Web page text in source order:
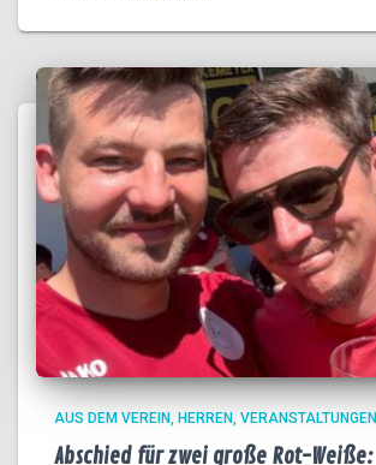
AUS DEM VEREIN HERREN VERANSTALTUNGEN
Abschied für zwei große Rot-Weiße: